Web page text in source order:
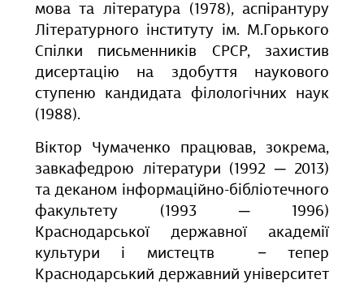
мова та література (1978), аспірантуру
Літературного інституту ім. М.Горького
Спілки письменників СРСР, захистив
дисертацію на здобуття наукового
ступеню кандидата філологічних наук
(1988).
Віктор Чумаченко працював, зокрема,
завкафедрою літератури (1992 ─ 2013)
та деканом інформаційно-бібліотечного
факультету (1993 ─ 1996)
Краснодарської державної академії
культури і мистецтв − тепер
Краснодарський державний університет